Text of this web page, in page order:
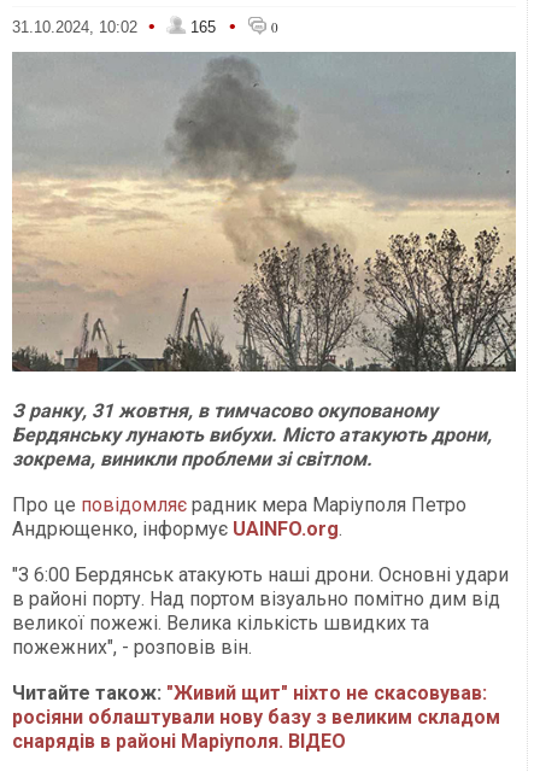
31.10.2024, 10:02 • 165 • 0
З ранку, 31 жовтня, в тимчасово окупованому
Бердянську лунають вибухи. Місто атакують дрони,
зокрема, виникли проблеми зі світлом.
Про це повідомляє радник мера Маріуполя Петро
Андрющенко, інформує UAINFO.org.
"З 6:00 Бердянськ атакують наші дрони. Основні удари
в районі порту. Над портом візуально помітно дим від
великої пожежі. Велика кількість швидких та
пожежних", - розповів він.
Читайте також: "Живий щит" ніхто не скасовував:
росіяни облаштували нову базу з великим складом
снарядів в районі Маріуполя. ВІДЕО